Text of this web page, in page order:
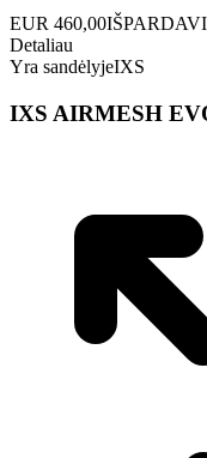
EUR 460,00
Detaliau
Yra sandėlyjeIXS
IXS AIRMESH